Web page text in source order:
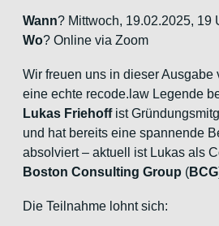
Wann? Mittwoch, 19.02.2025, 19
Wo? Online via Zoom
Wir freuen uns in dieser Ausgabe
eine echte recode.law Legende
Lukas Friehoffist
und hat bereits eine spannende
absolviert – aktuell ist Lukas als
Boston Consulting Group (BCG
Die Teilnahme lohnt sich: